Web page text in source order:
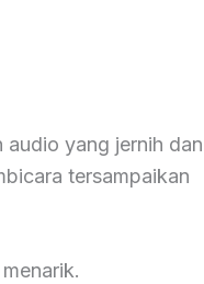
audio yang jernih dan
tersampaikan